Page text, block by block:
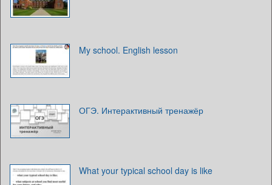
My school. English lesson
ОГЭ. Интерактивный тренажёр
What your typical school day is like